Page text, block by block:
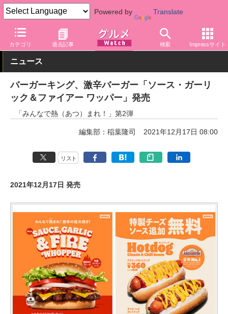
Powered by Translate
カテゴリ 過去記事 検索 Impressサイト
グルメ Watch 店舗 ファストフード バーガーキング
ニュース
バーガーキング、激辛バーガー「ソース・ガーリ
ック＆ファイアー ワッパー」発売
「みんなで熱（あつ）まれ！」第2弾
編集部：稲葉隆司 2021年12月17日 08:00
リスト
2021年12月17日 発売